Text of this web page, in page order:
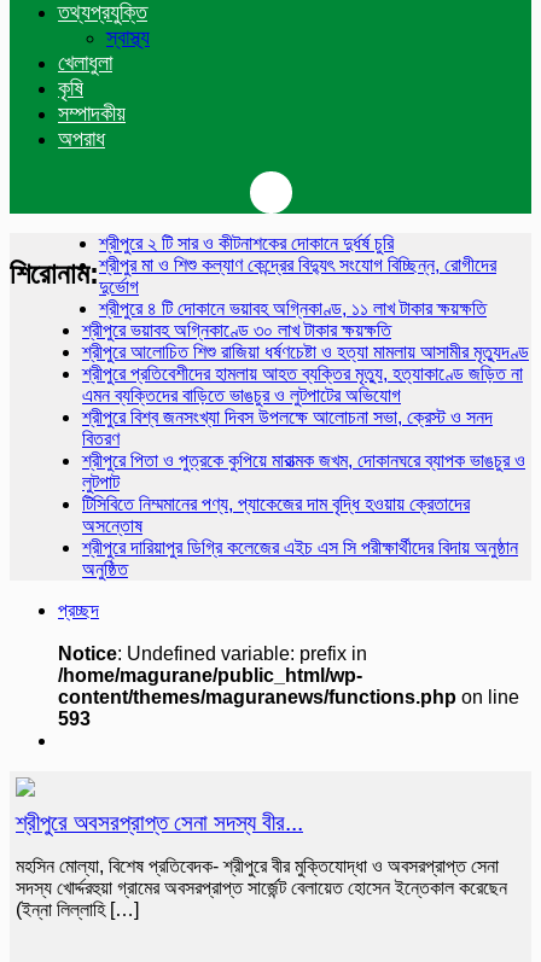
তথ্যপ্রযুক্তি
স্বাস্থ্য
খেলাধুলা
কৃষি
সম্পাদকীয়
অপরাধ
শিরোনাম:
শ্রীপুরে ২ টি সার ও কীটনাশকের দোকানে দুর্ধর্ষ চুরি
শ্রীপুর মা ও শিশু কল্যাণ কেন্দ্রের বিদ্যুৎ সংযোগ বিচ্ছিন্ন, রোগীদের
দুর্ভোগ
শ্রীপুরে ৪ টি দোকানে ভয়াবহ অগ্নিকাণ্ড, ১১ লাখ টাকার ক্ষয়ক্ষতি
শ্রীপুরে ভয়াবহ অগ্নিকাণ্ডে ৩০ লাখ টাকার ক্ষয়ক্ষতি
শ্রীপুরে আলোচিত শিশু রাজিয়া ধর্ষণচেষ্টা ও হত্যা মামলায় আসামীর মৃত্যুদণ্ড
শ্রীপুরে প্রতিবেশীদের হামলায় আহত ব্যক্তির মৃত্যু, হত্যাকাণ্ডে জড়িত না
এমন ব্যক্তিদের বাড়িতে ভাঙচুর ও লুটপাটের অভিযোগ
শ্রীপুরে বিশ্ব জনসংখ্যা দিবস উপলক্ষে আলোচনা সভা, ক্রেস্ট ও সনদ
বিতরণ
শ্রীপুরে পিতা ও পুত্রকে কুপিয়ে মারাত্মক জখম, দোকানঘরে ব্যাপক ভাঙচুর ও
লুটপাট
টিসিবিতে নিম্মমানের পণ্য, প্যাকেজের দাম বৃদ্ধি হওয়ায় ক্রেতাদের
অসন্তোষ
শ্রীপুরে দারিয়াপুর ডিগ্রি কলেজের এইচ এস সি পরীক্ষার্থীদের বিদায় অনুষ্ঠান
অনুষ্ঠিত
প্রচ্ছদ
Notice: Undefined variable: prefix in
/home/magurane/public_html/wp-
content/themes/maguranews/functions.php on line
593
শ্রীপুরে অবসরপ্রাপ্ত সেনা সদস্য বীর...
মহসিন মোল্যা, বিশেষ প্রতিবেদক- শ্রীপুরে বীর মুক্তিযোদ্ধা ও অবসরপ্রাপ্ত সেনা
সদস্য খোর্দ্দরহুয়া গ্রামের অবসরপ্রাপ্ত সার্জেন্ট বেলায়েত হোসেন ইন্তেকাল করেছেন
(ইন্না লিল্লাহি […]